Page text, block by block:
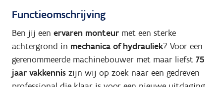
Functieomschrijving
Ben jij een ervaren monteur met een sterke
achtergrond in mechanica of hydrauliek? Voor een
gerenommeerde machinebouwer met maar liefst 75
jaar vakkennis zijn wij op zoek naar een gedreven